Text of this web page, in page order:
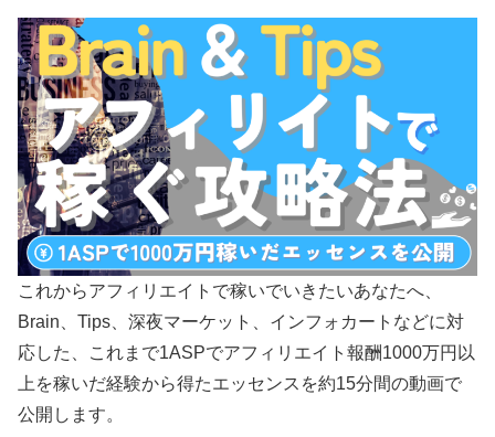
これからアフィリエイトで稼いでいきたいあなたへ、
Brain、Tips、深夜マーケット、インフォカートなどに対
応した、これまで1ASPでアフィリエイト報酬1000万円以
上を稼いだ経験から得たエッセンスを約15分間の動画で
公開します。